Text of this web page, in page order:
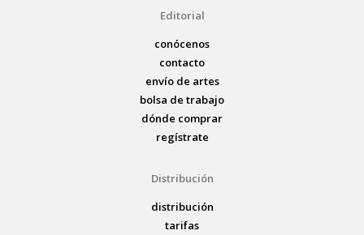
Editorial
conócenos
contacto
envío de artes
bolsa de trabajo
dónde comprar
regístrate
Distribución
distribución
tarifas